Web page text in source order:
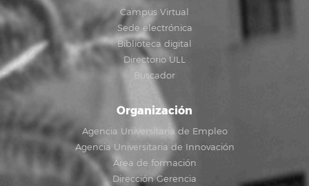
Campus Virtual
Sede electrónica
Biblioteca digital
Directorio ULL
Buscador
Organización
Agencia Universitaria de Empleo
Agencia Universitaria de Innovación
Área de formación
Dirección Gerencia